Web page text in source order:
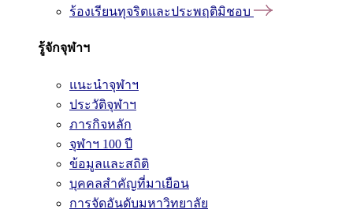
ร้องเรียนทุจริตและประพฤติมิชอบ
รู้จักจุฬาฯ
แนะนำจุฬาฯ
ประวัติจุฬาฯ
ภารกิจหลัก
จุฬาฯ 100 ปี
ข้อมูลและสถิติ
บุคคลสำคัญที่มาเยือน
การจัดอันดับมหาวิทยาลัย